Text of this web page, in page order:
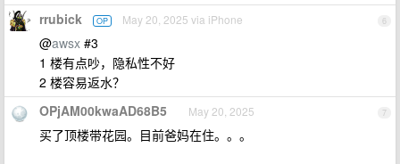
6
rrubick OP May 20, 2025 via iPhone
@awsx #3
1 楼有点吵，隐私性不好
2 楼容易返水？
7
OPjAM00kwaAD68B5 May 20, 2025
买了顶楼带花园。目前爸妈在住。。。